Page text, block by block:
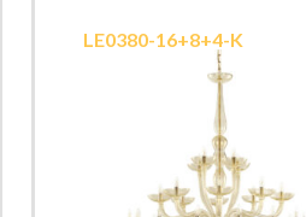
LE0380-16+8+4-K